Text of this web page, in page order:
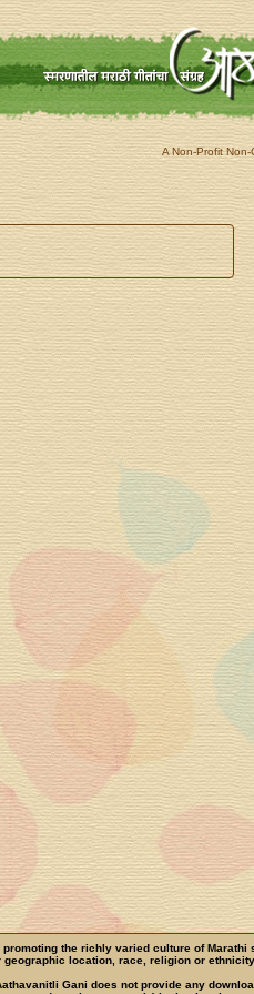
A Non-Profit
the richly varied culture of Marathi
location, race, religion or ethnicity.
Gani does not provide any